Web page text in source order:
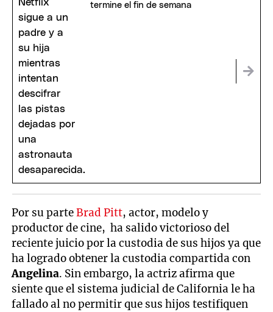
termine el fin de semana
Por su parteBrad Pitt, actor, modelo y
productor de cine, ha salido victorioso del
reciente juicio por la custodia de sus hijos ya que
ha logrado obtener la custodia compartida con
Angelina. Sin embargo, la actriz afirma que
siente que el sistema judicial de California le ha
fallado al no permitir que sus hijos testifiquen